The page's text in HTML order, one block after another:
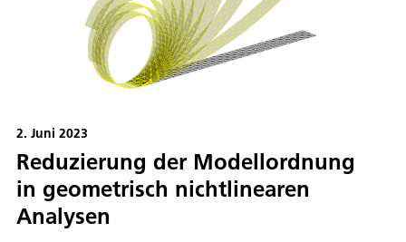
2. Juni 2023
Reduzierung der Modellordnung
in geometrisch nichtlinearen
Analysen